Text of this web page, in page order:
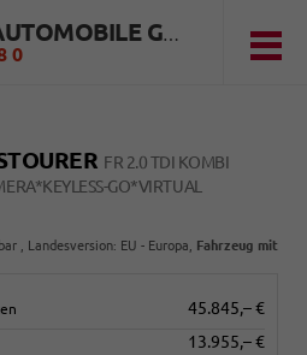
HUBER AUTOMOBILE GMBH
0
FR 2.0 TDI KOMBI
GO*VIRTUAL
, Landesversion: EU - Europa, Fahrzeug mit
45.845,– €
13.955,– €